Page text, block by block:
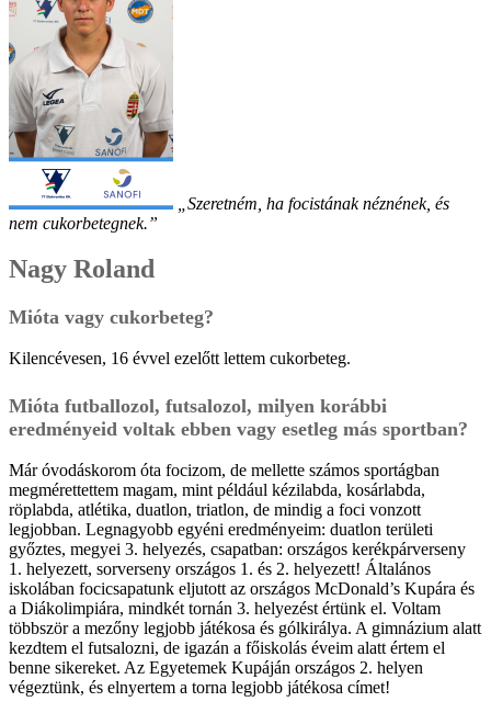
„Szeretném, ha focistának néznének, és
nem cukorbetegnek.”
Nagy Roland
Mióta vagy cukorbeteg?
Kilencévesen, 16 évvel ezelőtt lettem cukorbeteg.
Mióta futballozol, futsalozol, milyen korábbi
eredményeid voltak ebben vagy esetleg más sportban?
Már óvodáskorom óta focizom, de mellette számos sportágban
megmérettettem magam, mint például kézilabda, kosárlabda,
röplabda, atlétika, duatlon, triatlon, de mindig a foci vonzott
legjobban. Legnagyobb egyéni eredményeim: duatlon területi
győztes, megyei 3. helyezés, csapatban: országos kerékpárverseny
1. helyezett, sorverseny országos 1. és 2. helyezett! Általános
iskolában focicsapatunk eljutott az országos McDonald’s Kupára és
a Diákolimpiára, mindkét tornán 3. helyezést értünk el. Voltam
többször a mezőny legjobb játékosa és gólkirálya. A gimnázium alatt
kezdtem el futsalozni, de igazán a főiskolás éveim alatt értem el
benne sikereket. Az Egyetemek Kupáján országos 2. helyen
végeztünk, és elnyertem a torna legjobb játékosa címet!